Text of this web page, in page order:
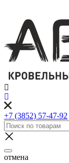
+7 (3852) 57-47-92
отмена